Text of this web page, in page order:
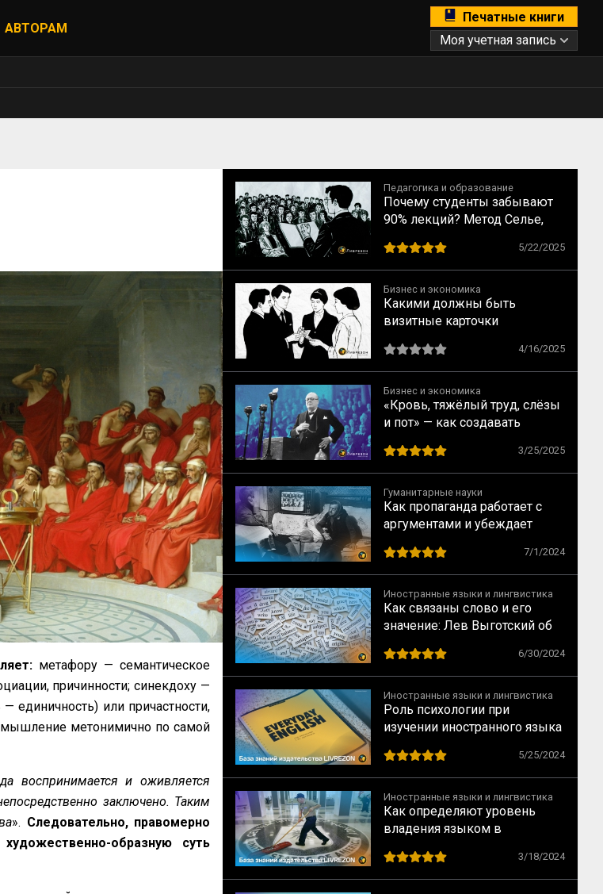
АВТОРАМ
Печатные книги
Моя учетная запись
метафору — семантическое
причинности; синекдоху —
единичность) или причастности,
метонимично по самой
воспринимается и оживляется
заключено. Таким
». Следовательно, правомерно
образную суть
Педагогика и образование
Почему студенты забывают
90% лекций? Метод Селье,
5/22/2025
Бизнес и экономика
Какими должны быть
визитные карточки
4/16/2025
Бизнес и экономика
«Кровь, тяжёлый труд, слёзы
и пот» — как создавать
3/25/2025
Гуманитарные науки
Как пропаганда работает с
аргументами и убеждает
7/1/2024
Иностранные языки и лингвистика
Как связаны слово и его
значение: Лев Выготский об
речи
6/30/2024
Иностранные языки и лингвистика
Роль психологии при
изучении иностранного языка
5/25/2024
Иностранные языки и лингвистика
Как определяют уровень
владения языком в
3/18/2024